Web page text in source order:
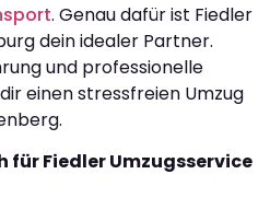
. Genau dafür ist Fiedler
dein idealer Partner.
und professionelle
einen stressfreien Umzug
Fiedler Umzugsservice